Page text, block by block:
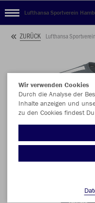
Lufthansa Sportverein
ZURÜCK Lufthansa
Wir verwenden Cookies
Durch die Analyse der
Inhalte anzeigen und
zu den Cookies findest